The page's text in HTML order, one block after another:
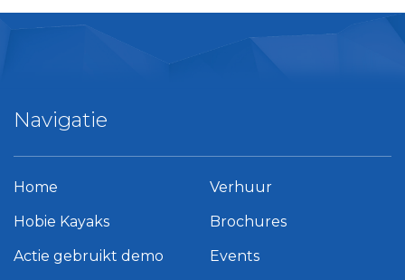
Navigatie
Home
Hobie Kayaks
Actie gebruikt demo
Verhuur
Brochures
Events